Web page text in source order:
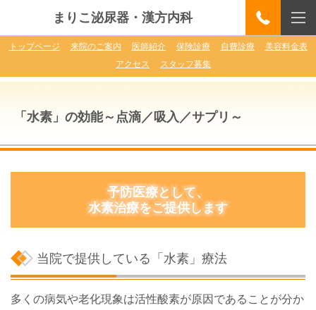
まりこ泌尿器・漢方内科
トップページ 来院のご案内 医師紹介 保険診療 自費診療
美容料金表
アクセス
スタッフ募集
「水素」の効能～点滴／吸入／サプリ～
予防医療として、
水素治療をご提供します
当院で提供している「水素」療法
多くの病気や老化現象は活性酸素が原因であることが分か